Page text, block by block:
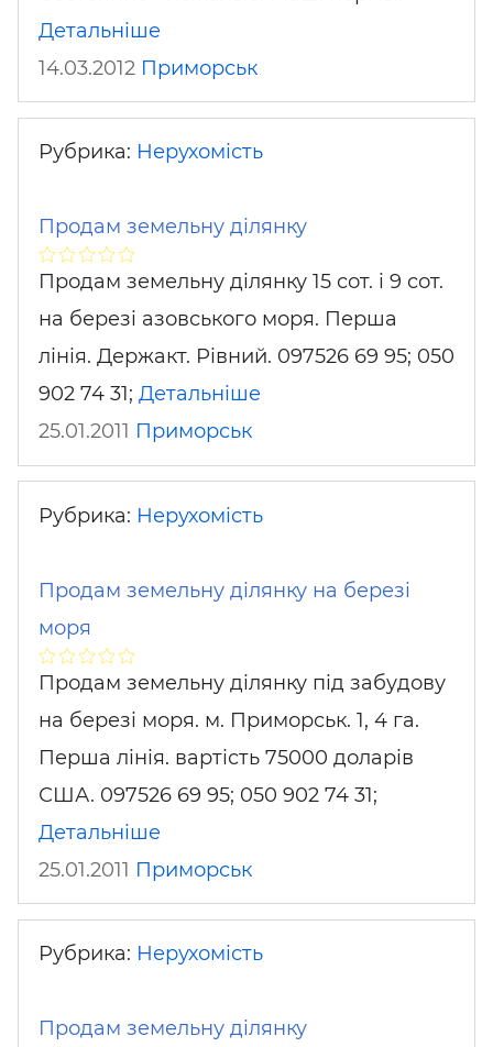
Детальніше
14.03.2012 Приморськ
Рубрика: Нерухомість
Продам земельну ділянку
Продам земельну ділянку 15 сот. і 9 сот.
на березі азовського моря. Перша
лінія. Держакт. Рівний. 097526 69 95; 050
902 74 31; Детальніше
25.01.2011 Приморськ
Рубрика: Нерухомість
Продам земельну ділянку на березі
моря
Продам земельну ділянку під забудову
на березі моря. м. Приморськ. 1, 4 га.
Перша лінія. вартість 75000 доларів
США. 097526 69 95; 050 902 74 31;
Детальніше
25.01.2011 Приморськ
Рубрика: Нерухомість
Продам земельну ділянку